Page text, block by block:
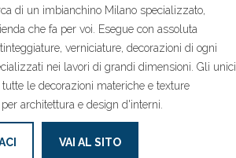
di un imbianchino Milano specializzato,
che fa per voi. Esegue con assoluta
verniciature, decorazioni di ogni
nei lavori di grandi dimensioni. Gli unici
le decorazioni materiche e texture
architettura e design d'interni.
VAI AL SITO